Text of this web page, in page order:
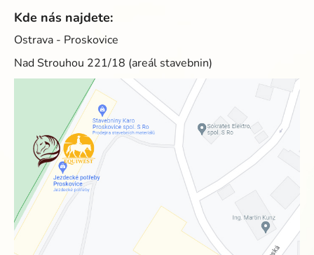
Kde nás najdete:
Ostrava - Proskovice
Nad Strouhou 221/18 (areál stavebnin)